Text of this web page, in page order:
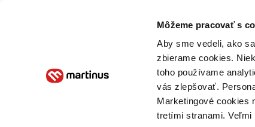
Môžeme pracovať s
Aby sme vedeli, ako
zbierame cookies.
toho používame
vás zlepšovať.
Marketingové cookies
tretími stranami.
Poukážky